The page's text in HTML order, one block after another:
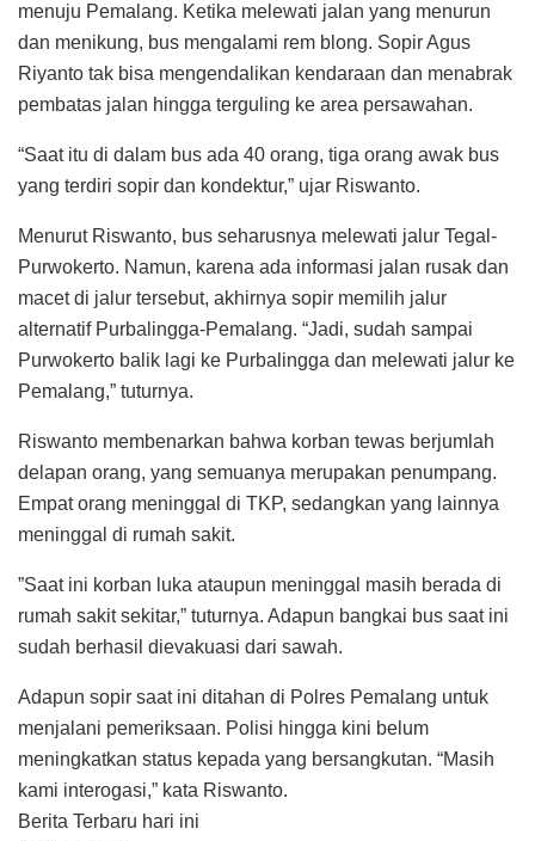
menuju Pemalang. Ketika melewati jalan yang menurun
dan menikung, bus mengalami rem blong. Sopir Agus
Riyanto tak bisa mengendalikan kendaraan dan menabrak
pembatas jalan hingga terguling ke area persawahan.
“Saat itu di dalam bus ada 40 orang, tiga orang awak bus
yang terdiri sopir dan kondektur,” ujar Riswanto.
Menurut Riswanto, bus seharusnya melewati jalur Tegal-
Purwokerto. Namun, karena ada informasi jalan rusak dan
macet di jalur tersebut, akhirnya sopir memilih jalur
alternatif Purbalingga-Pemalang. “Jadi, sudah sampai
Purwokerto balik lagi ke Purbalingga dan melewati jalur ke
Pemalang,” tuturnya.
Riswanto membenarkan bahwa korban tewas berjumlah
delapan orang, yang semuanya merupakan penumpang.
Empat orang meninggal di TKP, sedangkan yang lainnya
meninggal di rumah sakit.
”Saat ini korban luka ataupun meninggal masih berada di
rumah sakit sekitar,” tuturnya. Adapun bangkai bus saat ini
sudah berhasil dievakuasi dari sawah.
Adapun sopir saat ini ditahan di Polres Pemalang untuk
menjalani pemeriksaan. Polisi hingga kini belum
meningkatkan status kepada yang bersangkutan. “Masih
kami interogasi,” kata Riswanto.
Berita Terbaru hari ini